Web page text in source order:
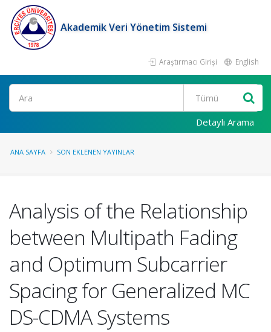
Akademik Veri Yönetim Sistemi
Araştırmacı Girişi English
Ara
Detaylı Arama
ANA SAYFA SON EKLENEN YAYINLAR
Analysis of the Relationship
between Multipath Fading
and Optimum Subcarrier
Spacing for Generalized MC
DS-CDMA Systems